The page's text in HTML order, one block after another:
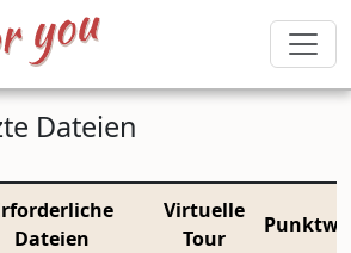
Dateien
Dateien
Virtuelle
Tour